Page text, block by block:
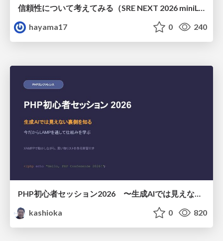
信頼性について考えてみる（SRE NEXT 2026 miniLT）
hayama17
0 240
kashioka
0 820